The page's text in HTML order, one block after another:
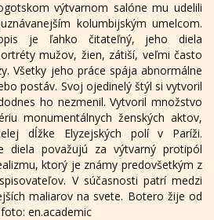
výtvarnom salóne mu udelili
kolumbijským umelcom.
je ľahko čitateľný, jeho diela
mužov, žien, zátiší, veľmi často
Všetky jeho práce spája abnormálne
postáv. Svoj ojedinelý štýl si vytvoril
ho nezmenil. Vytvoril množstvo
monumentálnych ženských aktov,
dĺžke Elyzejských polí v Paríži.
diela považujú za výtvarný protipól
ktorý je známy predovšetkým z
V súčasnosti patrí medzi
maliarov na svete. Botero žije od
en.academic